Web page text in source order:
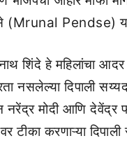
(Mrunal Pendse)
शिंदे हे महिलांचा
नसलेल्या दिपाली
मोदी आणि देवेंद्र
टीका करणाऱ्या